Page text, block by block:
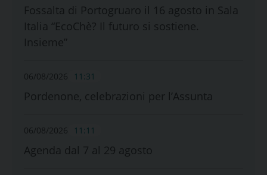
Fossalta di Portogruaro il 16 agosto in Sala
Italia “EcoChè? Il futuro si sostiene.
Insieme”
06/08/2026 11:31
Pordenone, celebrazioni per l’Assunta
06/08/2026 11:11
Agenda dal 7 al 29 agosto